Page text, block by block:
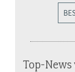
Top-News